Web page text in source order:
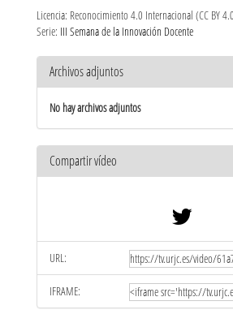
Licencia: Reconocimiento 4.0 Internacional (CC BY
Serie: III Semana de la Innovación Docente
Archivos adjuntos
No hay archivos adjuntos
Compartir vídeo
URL:
IFRAME: